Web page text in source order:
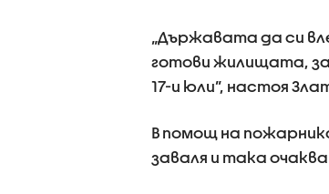
„Държавата да си
готови жилищата,
17-и юли”, настоя
В помощ на
заваля и така